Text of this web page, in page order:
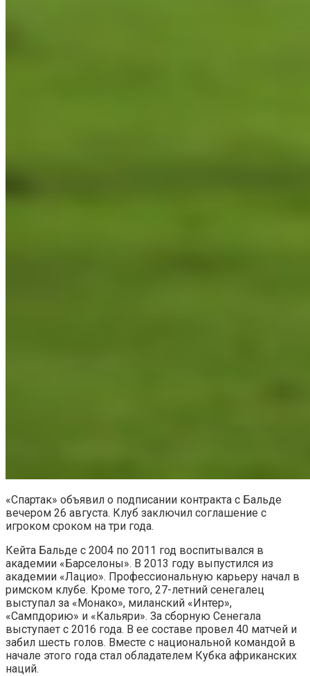
«Спартак» объявил о подписании контракта с Бальде
вечером 26 августа. Клуб заключил соглашение с
игроком сроком на три года.
Кейта Бальде с 2004 по 2011 год воспитывался в
академии «Барселоны». В 2013 году выпустился из
академии «Лацио». Профессиональную карьеру начал в
римском клубе. Кроме того, 27-летний сенегалец
выступал за «Монако», миланский «Интер»,
«Сампдорию» и «Кальяри». За сборную Сенегала
выступает с 2016 года. В ее составе провел 40 матчей и
забил шесть голов. Вместе с национальной командой в
начале этого года стал обладателем Кубка африканских
наций.